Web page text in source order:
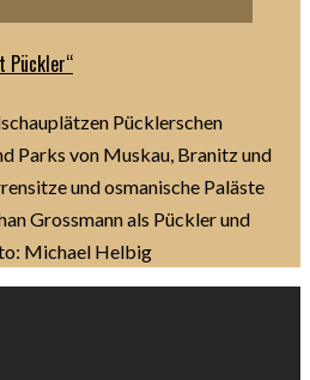
Pückler“
Pücklerschen
Parks von Muskau, Branitz und
und osmanische Paläste
Grossmann als Pückler und
Michael Helbig